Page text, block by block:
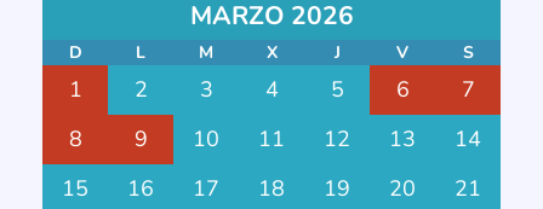
MARZO 2026
D L M X J V S
1 2 3 4 5 6
7
8
9 10 11 12 13
14
15
16 17 18 19 20
21